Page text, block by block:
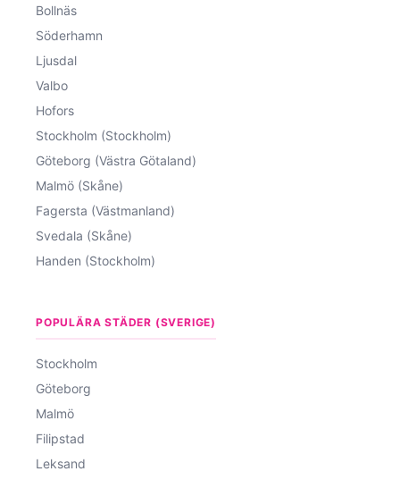
Bollnäs
Söderhamn
Ljusdal
Valbo
Hofors
Stockholm (Stockholm)
Göteborg (Västra Götaland)
Malmö (Skåne)
Fagersta (Västmanland)
Svedala (Skåne)
Handen (Stockholm)
POPULÄRA STÄDER (SVERIGE)
Stockholm
Göteborg
Malmö
Filipstad
Leksand